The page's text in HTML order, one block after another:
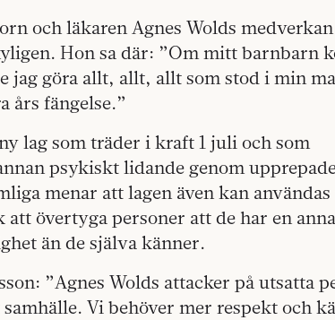
och läkaren Agnes Wolds
Hon sa där: ”Om mitt barnbarn
jag göra allt, allt, allt som stod i min
års fängelse.”
lag som träder i kraft 1 juli och som
psykiskt lidande genom
menar att lagen även kan användas
övertyga personer att de har en
än de själva känner.
”Agnes Wolds attacker på utsatta
Vi behöver mer respekt och